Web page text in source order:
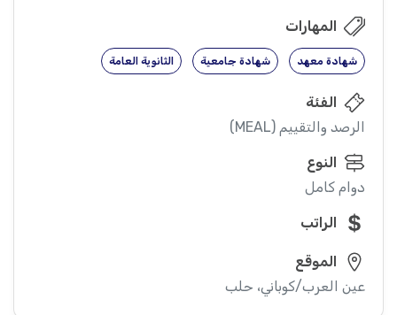
المهارات
شهادة معهد شهادة جامعية الثانوية العامة
الفئة
الرصد والتقييم (MEAL)
النوع
دوام كامل
الراتب
الموقع
عين العرب/كوباني، حلب